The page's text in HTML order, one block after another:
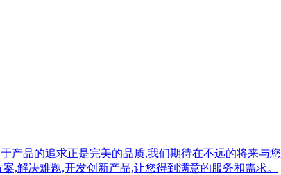
产品的追求正是完美的品质,我们期待在不远的将来与您
,解决难题,开发创新产品,让您得到满意的服务和需求。